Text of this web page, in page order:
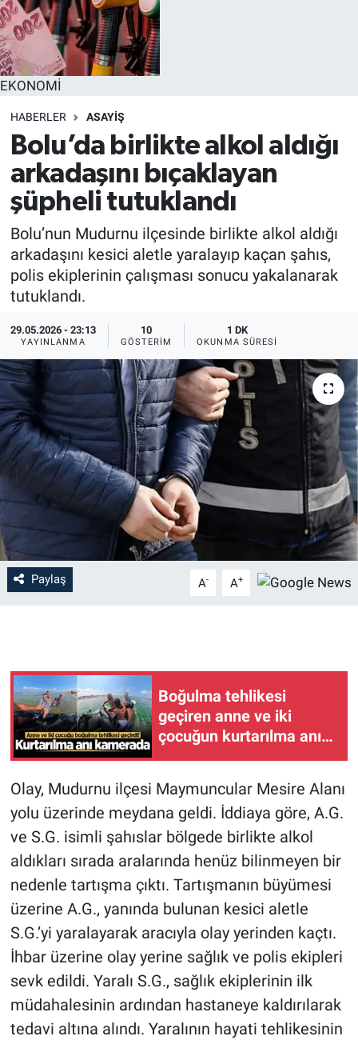
EKONOMİ
HABERLER ASAYİŞ
Bolu’da birlikte alkol aldığı
arkadaşını bıçaklayan
şüpheli tutuklandı
Bolu’nun Mudurnu ilçesinde birlikte alkol aldığı
arkadaşını kesici aletle yaralayıp kaçan şahıs,
polis ekiplerinin çalışması sonucu yakalanarak
tutuklandı.
29.05.2026 - 23:13
YAYINLANMA
10
GÖSTERIM
1 DK
OKUNMA SÜRESI
Paylaş A- A+
Boğulma tehlikesi
geçiren anne ve iki
çocuğun kurtarılma anı
kamerada
Olay, Mudurnu ilçesi Maymuncular Mesire Alanı
yolu üzerinde meydana geldi. İddiaya göre, A.G.
ve S.G. isimli şahıslar bölgede birlikte alkol
aldıkları sırada aralarında henüz bilinmeyen bir
nedenle tartışma çıktı. Tartışmanın büyümesi
üzerine A.G., yanında bulunan kesici aletle
S.G.’yi yaralayarak aracıyla olay yerinden kaçtı.
İhbar üzerine olay yerine sağlık ve polis ekipleri
sevk edildi. Yaralı S.G., sağlık ekiplerinin ilk
müdahalesinin ardından hastaneye kaldırılarak
tedavi altına alındı. Yaralının hayati tehlikesinin
EĞİTİM
MAGAZİN
ÖZEL HABER
HALK54 PANORAMA